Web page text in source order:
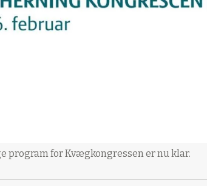
program for Kvægkongressen er nu klar.